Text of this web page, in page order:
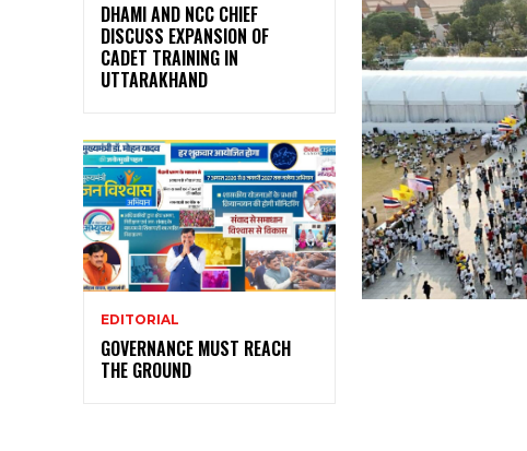
DHAMI AND NCC CHIEF
DISCUSS EXPANSION OF
CADET TRAINING IN
UTTARAKHAND
EDITORIAL
GOVERNANCE MUST REACH
THE GROUND